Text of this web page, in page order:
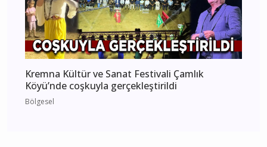
Kremna Kültür ve Sanat Festivali Çamlık
Köyü’nde coşkuyla gerçekleştirildi
Bölgesel